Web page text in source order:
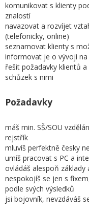
komunikovat s klienty
znalostí
navazovat a rozvíjet
(telefonicky, online)
seznamovat klienty s
informovat je o vývoji na
řešit požadavky klientů
schůzek s nimi
Požadavky
máš min. SŠ/SOU
rejstřík
mluvíš perfektně česky
umíš pracovat s PC a
ovládáš alespoň základy
nespokojíš se jen s
podle svých výsledků
jsi bojovník, nevzdáváš